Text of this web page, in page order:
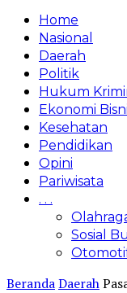
Home
Nasional
Daerah
Politik
Hukum
Ekonomi
Kesehatan
Pendidikan
Opini
Pariwisata
. . .
Sosial
BerandaDaerah